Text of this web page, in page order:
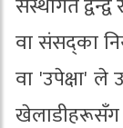
संस्थागत
वा संसद्का
वा 'उपेक्षा' ले
खेलाडीहरूसँग